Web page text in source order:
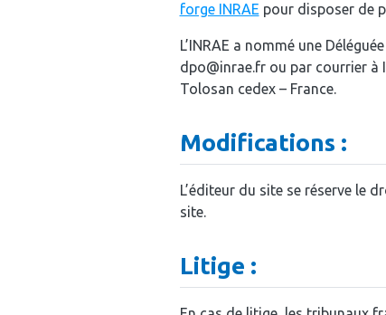
forge INRAE pour disposer de
L’INRAE a nommé une
dpo@inrae.fr ou par courrier à
Tolosan cedex – France.
Modifications :
L’éditeur du site se réserve le
site.
Litige :